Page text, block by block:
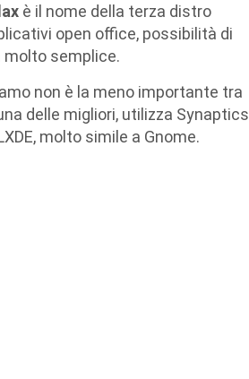
è il nome della terza distro
open office, possibilità di
molto semplice.
non è la meno importante tra
delle migliori, utilizza Synaptics
molto simile a Gnome.